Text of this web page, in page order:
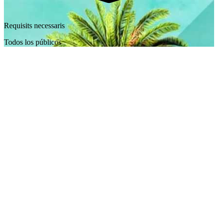
Requisits necessaris
Todos los públicos